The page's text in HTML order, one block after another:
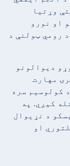
ناستې وړتیا
او نورو
رومي ټولنې د
دیوالونو
مهارت
کولوسیم سره
کیږي. په
د نړیوال
او